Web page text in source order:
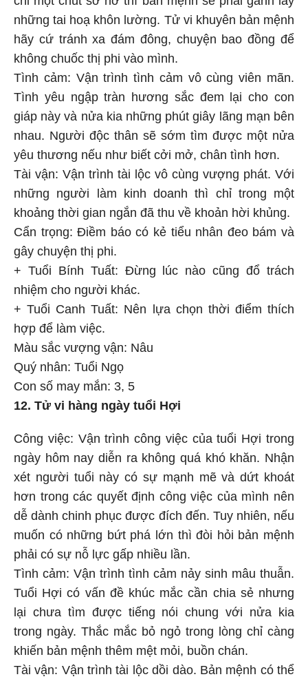
những tai hoạ khôn lường. Tử vi khuyên bản mệnh
hãy cứ tránh xa đám đông, chuyện bao đồng để
không chuốc thị phi vào mình.
Tình cảm: Vận trình tình cảm vô cùng viên mãn.
Tình yêu ngập tràn hương sắc đem lại cho con
giáp này và nửa kia những phút giây lãng mạn bên
nhau. Người độc thân sẽ sớm tìm được một nửa
yêu thương nếu như biết cởi mở, chân tình hơn.
Tài vận: Vận trình tài lộc vô cùng vượng phát. Với
những người làm kinh doanh thì chỉ trong một
khoảng thời gian ngắn đã thu về khoản hời khủng.
Cẩn trọng: Điềm báo có kẻ tiểu nhân đeo bám và
gây chuyện thị phi.
+ Tuổi Bính Tuất: Đừng lúc nào cũng đổ trách
nhiệm cho người khác.
+ Tuổi Canh Tuất: Nên lựa chọn thời điểm thích
hợp để làm việc.
Màu sắc vượng vận: Nâu
Quý nhân: Tuổi Ngọ
Con số may mắn: 3, 5
12. Tử vi hàng ngày tuổi Hợi
Công việc: Vận trình công việc của tuổi Hợi trong
ngày hôm nay diễn ra không quá khó khăn. Nhận
xét người tuổi này có sự mạnh mẽ và dứt khoát
hơn trong các quyết định công việc của mình nên
dễ dành chinh phục được đích đến. Tuy nhiên, nếu
muốn có những bứt phá lớn thì đòi hỏi bản mệnh
phải có sự nỗ lực gấp nhiều lần.
Tình cảm: Vận trình tình cảm nảy sinh mâu thuẫn.
Tuổi Hợi có vấn đề khúc mắc cần chia sẻ nhưng
lại chưa tìm được tiếng nói chung với nửa kia
trong ngày. Thắc mắc bỏ ngỏ trong lòng chỉ càng
khiến bản mệnh thêm mệt mỏi, buồn chán.
Tài vận: Vận trình tài lộc dồi dào. Bản mệnh có thể